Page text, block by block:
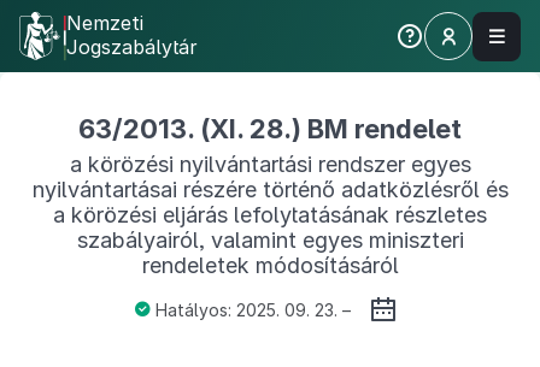
Nemzeti
Jogszabálytár
63/2013. (XI. 28.) BM rendelet
a körözési nyilvántartási rendszer egyes
nyilvántartásai részére történő adatközlésről és
a körözési eljárás lefolytatásának részletes
szabályairól, valamint egyes miniszteri
rendeletek módosításáról
Hatályos: 2025. 09. 23. –